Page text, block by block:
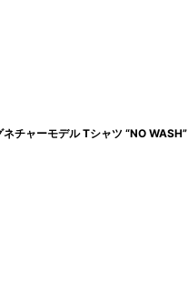
チャーモデル Tシャツ “NO WASH”